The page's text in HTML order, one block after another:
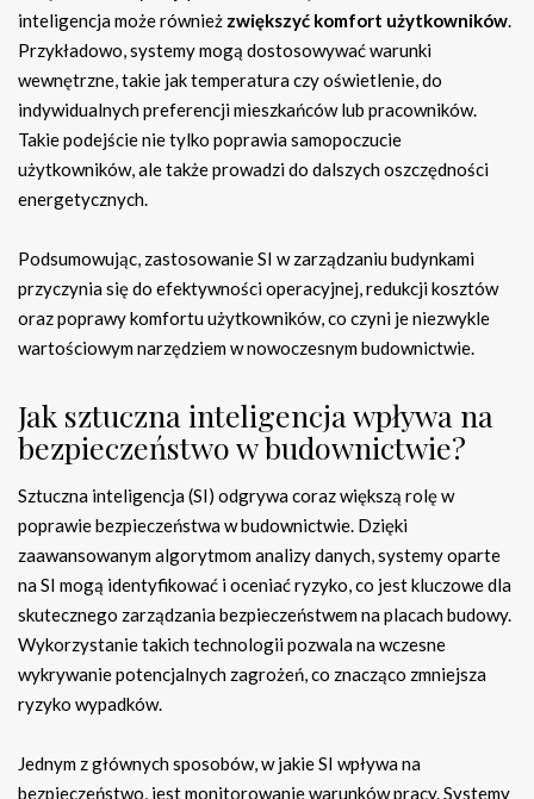
inteligencja może również zwiększyć komfort użytkowników.
Przykładowo, systemy mogą dostosowywać warunki
wewnętrzne, takie jak temperatura czy oświetlenie, do
indywidualnych preferencji mieszkańców lub pracowników.
Takie podejście nie tylko poprawia samopoczucie
użytkowników, ale także prowadzi do dalszych oszczędności
energetycznych.
Podsumowując, zastosowanie SI w zarządzaniu budynkami
przyczynia się do efektywności operacyjnej, redukcji kosztów
oraz poprawy komfortu użytkowników, co czyni je niezwykle
wartościowym narzędziem w nowoczesnym budownictwie.
Jak sztuczna inteligencja wpływa na
bezpieczeństwo w budownictwie?
Sztuczna inteligencja (SI) odgrywa coraz większą rolę w
poprawie bezpieczeństwa w budownictwie. Dzięki
zaawansowanym algorytmom analizy danych, systemy oparte
na SI mogą identyfikować i oceniać ryzyko, co jest kluczowe dla
skutecznego zarządzania bezpieczeństwem na placach budowy.
Wykorzystanie takich technologii pozwala na wczesne
wykrywanie potencjalnych zagrożeń, co znacząco zmniejsza
ryzyko wypadków.
Jednym z głównych sposobów, w jakie SI wpływa na
bezpieczeństwo, jest monitorowanie warunków pracy. Systemy